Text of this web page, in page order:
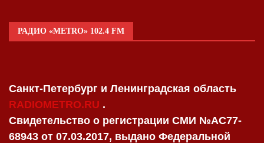
РАДИО «METRO» 102.4 FM
Санкт-Петербург и Ленинградская область
RADIOMETRO.RU .
Свидетельство о регистрации СМИ №AC77-
68943 от 07.03.2017, выдано Федеральной